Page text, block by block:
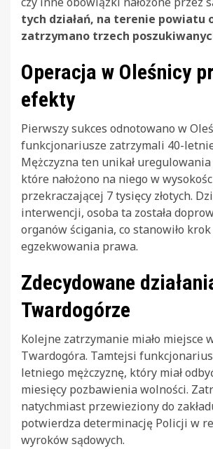
tych działań, na terenie powiatu
zatrzymano trzech
Operacja w Oleśnicy
efekty
Pierwszy sukces odnotowano w
funkcjonariusze zatrzymali 40-
Mężczyzna ten unikał
które nałożono na niego w
przekraczającej 7 tysięcy złotych.
interwencji, osoba ta została
organów ścigania, co stanowiło
egzekwowania prawa.
Zdecydowane
Twardogórze
Kolejne zatrzymanie miało miejsce
Twardogóra. Tamtejsi
letniego mężczyznę, który miał
miesięcy pozbawienia wolności.
natychmiast przewieziony do
potwierdza determinację Policji w
wyroków sądowych.